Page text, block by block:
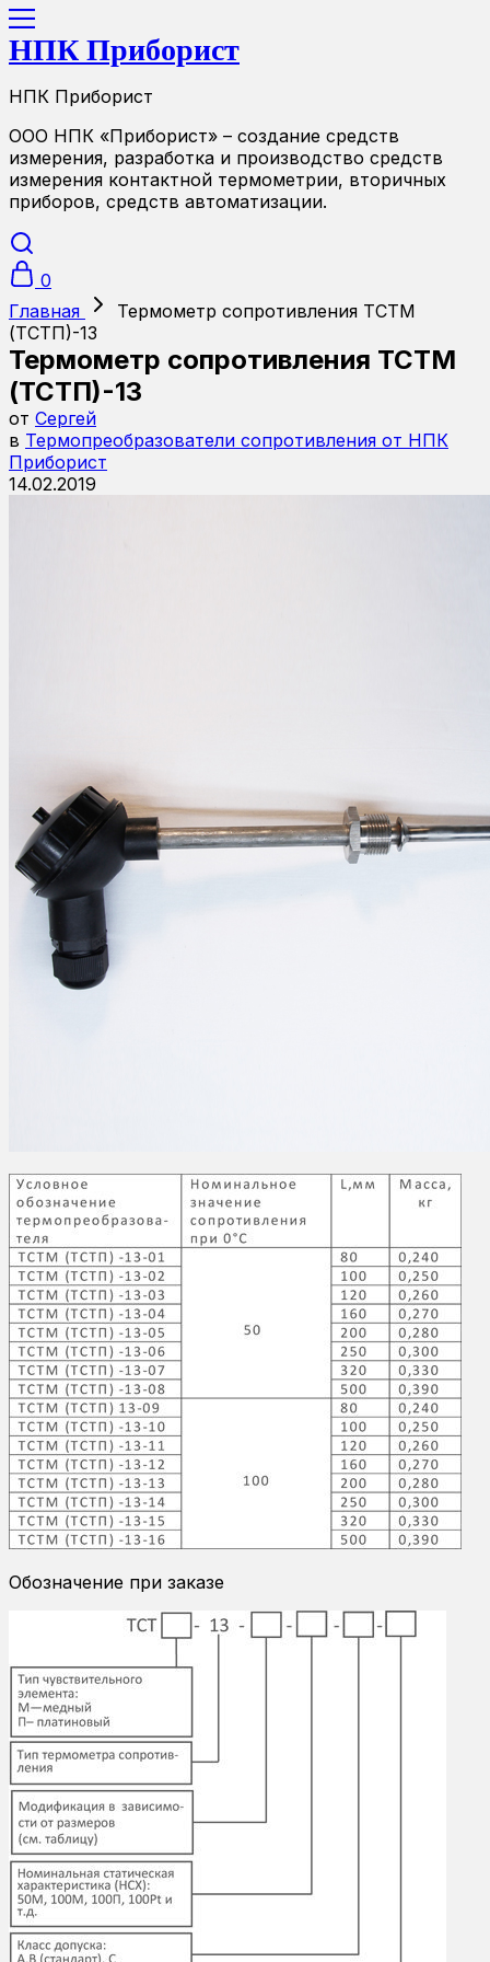
НПК Приборист
НПК Приборист
ООО НПК «Приборист» – создание средств
измерения, разработка и производство средств
измерения контактной термометрии, вторичных
приборов, средств автоматизации.
0
Главная
Термометр сопротивления ТСТМ
(ТСТП)-13
Термометр сопротивления ТСТМ
(ТСТП)-13
от Сергей
в Термопреобразователи сопротивления от НПК
Приборист
14.02.2019
Обозначение при заказе